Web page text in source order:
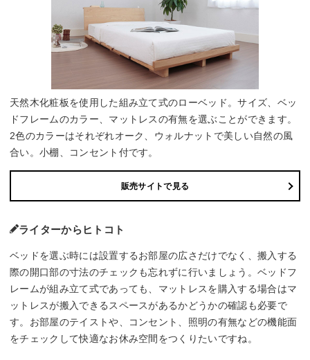
天然木化粧板を使用した組み立て式のローベッド。サイズ、ベッ
ドフレームのカラー、マットレスの有無を選ぶことができます。
2色のカラーはそれぞれオーク、ウォルナットで美しい自然の風
合い。小棚、コンセント付です。
販売サイトで見る
ライターからヒトコト
ベッドを選ぶ時には設置するお部屋の広さだけでなく、搬入する
際の開口部の寸法のチェックも忘れずに行いましょう。ベッドフ
レームが組み立て式であっても、マットレスを購入する場合はマ
ットレスが搬入できるスペースがあるかどうかの確認も必要で
す。お部屋のテイストや、コンセント、照明の有無などの機能面
をチェックして快適なお休み空間をつくりたいですね。